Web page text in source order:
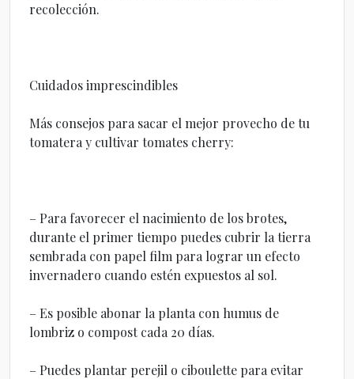
recolección.
Cuidados imprescindibles
Más consejos para sacar el mejor provecho de tu
tomatera y cultivar tomates cherry:
– Para favorecer el nacimiento de los brotes,
durante el primer tiempo puedes cubrir la tierra
sembrada con papel film para lograr un efecto
invernadero cuando estén expuestos al sol.
– Es posible abonar la planta con humus de
lombriz o compost cada 20 días.
– Puedes plantar perejil o ciboulette para evitar